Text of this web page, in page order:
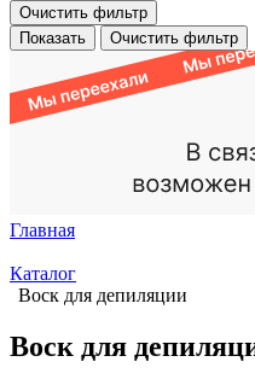
Очистить фильтр
Показать
Очистить фильтр
Главная
Каталог
Воск для депиляции
Воск для